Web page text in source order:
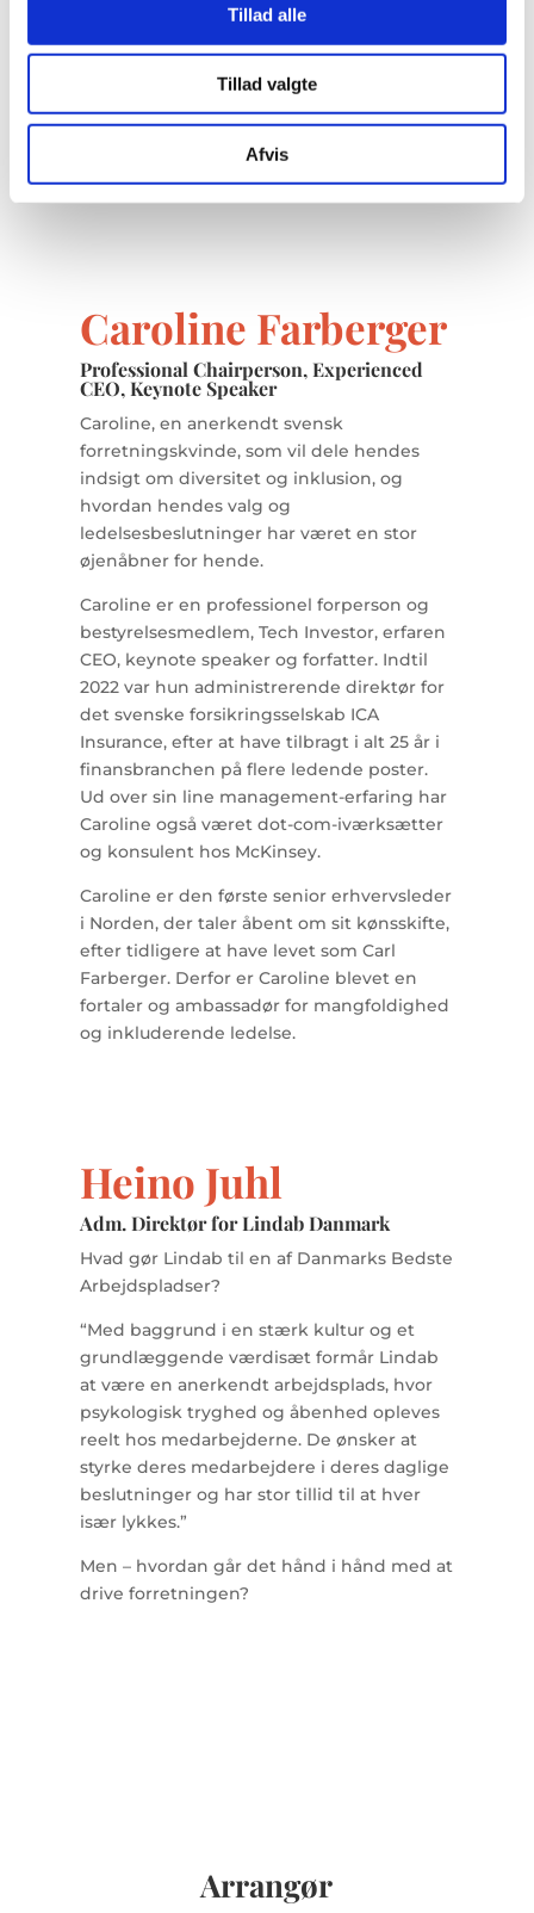
Tillad alle
Tillad valgte
Afvis
genkende fra vores egen hverdag. Til stor
bleg for at udstille sine egne mangler og
fejltrin i bestræbelserne på at skabe
forståelse og motivation hos sine
Caroline Farberger
Professional Chairperson, Experienced
CEO, Keynote Speaker
Caroline, en anerkendt svensk
forretningskvinde, som vil dele hendes
indsigt om diversitet og inklusion, og
hvordan hendes valg og
ledelsesbeslutninger har været en stor
øjenåbner for hende.
Caroline er en professionel forperson og
bestyrelsesmedlem, Tech Investor, erfaren
CEO, keynote speaker og forfatter. Indtil
2022 var hun administrerende direktør for
det svenske forsikringsselskab ICA
Insurance, efter at have tilbragt i alt 25 år i
finansbranchen på flere ledende poster.
Ud over sin line management-erfaring har
Caroline også været dot-com-iværksætter
og konsulent hos McKinsey.
Caroline er den første senior erhvervsleder
i Norden, der taler åbent om sit kønsskifte,
efter tidligere at have levet som Carl
Farberger. Derfor er Caroline blevet en
fortaler og ambassadør for mangfoldighed
og inkluderende ledelse.
Heino Juhl
Adm. Direktør for Lindab Danmark
Hvad gør Lindab til en af Danmarks Bedste
Arbejdspladser?
“Med baggrund i en stærk kultur og et
grundlæggende værdisæt formår Lindab
at være en anerkendt arbejdsplads, hvor
psykologisk tryghed og åbenhed opleves
reelt hos medarbejderne. De ønsker at
styrke deres medarbejdere i deres daglige
beslutninger og har stor tillid til at hver
især lykkes.”
Men – hvordan går det hånd i hånd med at
drive forretningen?
Arrangør